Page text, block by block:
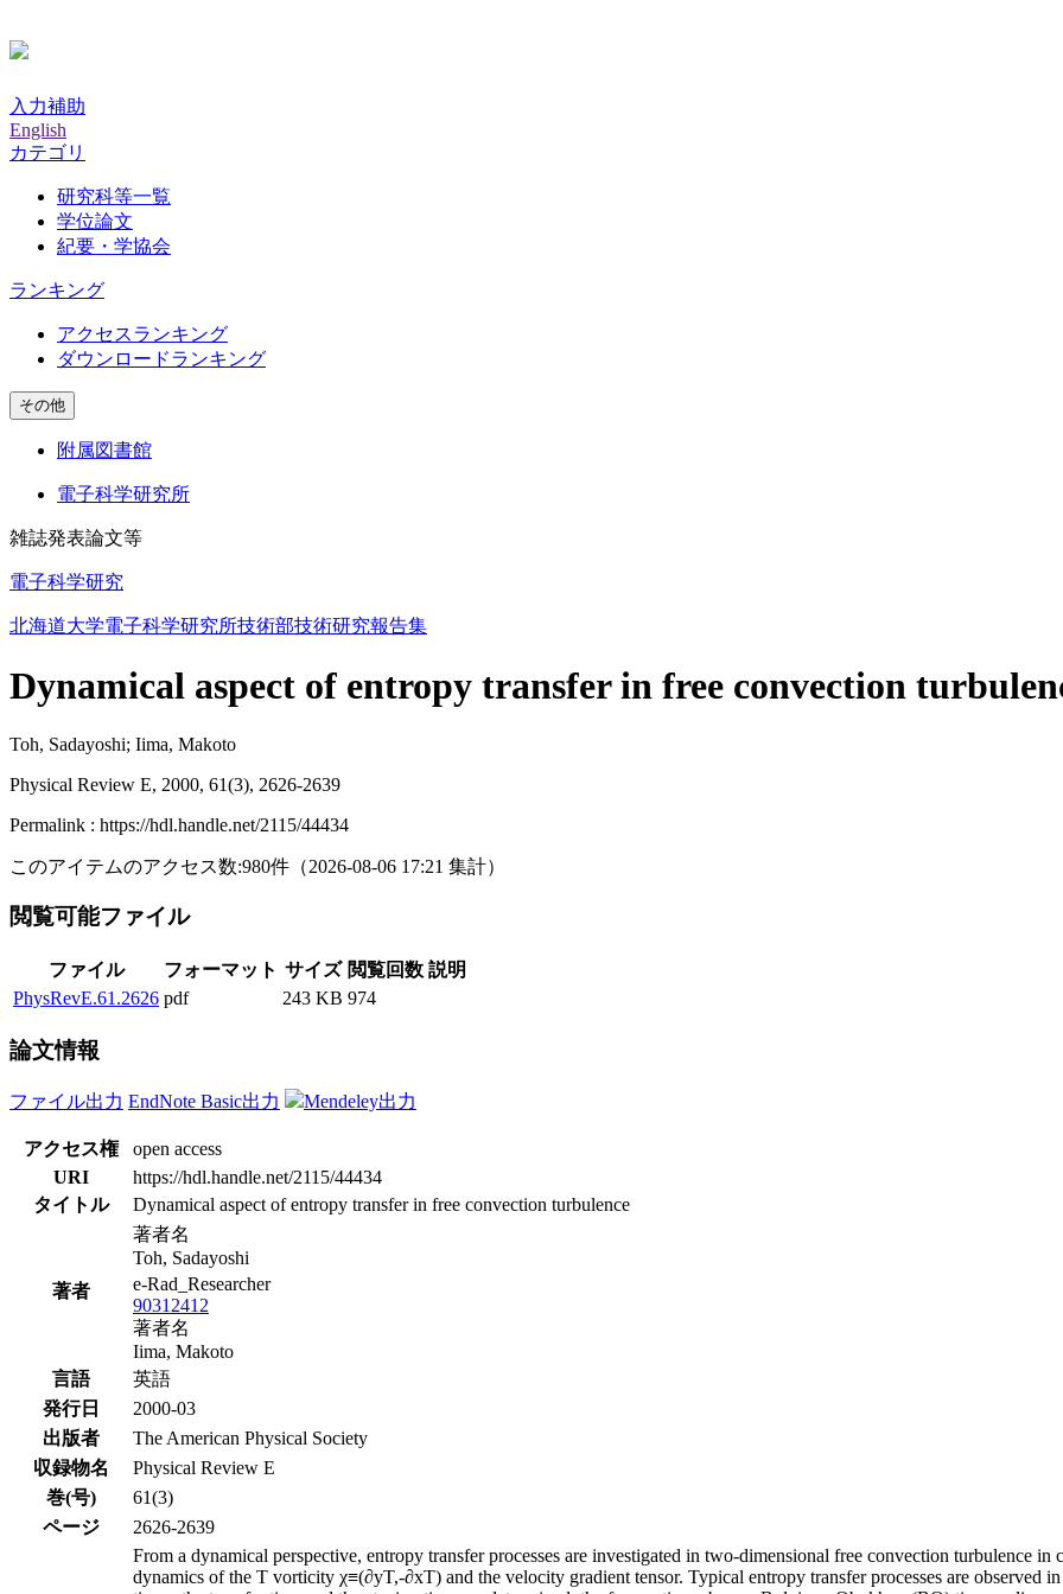
入力補助
English
カテゴリ
研究科等一覧
学位論文
紀要・学協会
ランキング
アクセスランキング
ダウンロードランキング
その他
附属図書館
電子科学研究所
雑誌発表論文等
電子科学研究
北海道大学電子科学研究所技術部技術研究報告集
Dynamical aspect of entropy transfer in free convection
Toh, Sadayoshi; Iima, Makoto
Physical Review E, 2000, 61(3), 2626-2639
Permalink : https://hdl.handle.net/2115/44434
このアイテムのアクセス数:980件 （2026-08-06 17:21 集計）
閲覧可能ファイル
ファイル フォーマット サイズ 閲覧回数 説明
PhysRevE.61.2626 pdf 243 KB 974
論文情報
ファイル出力 EndNote Basic出力 Mendeley出力
アクセス権
open access
URI
https://hdl.handle.net/2115/44434
タイトル
Dynamical aspect of entropy transfer in free convection turbulence
著者
著者名
Toh, Sadayoshi
e-Rad_Researcher
90312412
著者名
Iima, Makoto
言語
英語
発行日
2000-03
出版者
The American Physical Society
収録物名
Physical Review E
巻(号)
61(3)
ページ
2626-2639
From a dynamical perspective, entropy transfer processes are investigated in two-dimensional free convection turbulence
dynamics of the T vorticity χ≡(∂yT,-∂xT) and the velocity gradient tensor. Typical entropy transfer processes are observed